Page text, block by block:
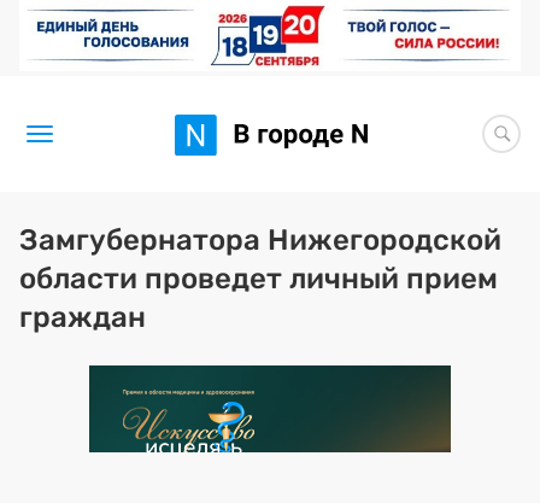
Новости
Статьи
BORЩ
Искусство исцелять
Замгубернатора Нижегородской
области проведет личный прием
граждан